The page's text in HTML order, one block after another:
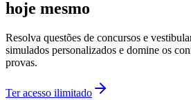
hoje mesmo
Resolva questões de concursos e
simulados personalizados e domine os
provas.
Ter acesso ilimitado